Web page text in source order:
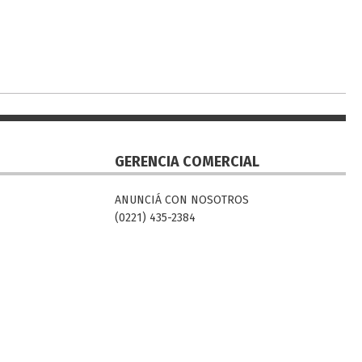
GERENCIA COMERCIAL
ANUNCIÁ CON NOSOTROS
(0221) 435-2384